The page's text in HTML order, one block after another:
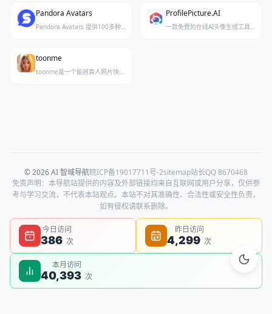
Pandora Avatars
Pandora Avatars 提供100多种高清社交媒体头像风格，一站式定制你的专属形象。
ProfilePicture.AI
一款免费的在线AI头像生成工具，帮助你快速创建专业且独特的社交媒体头像。
toonme
toonme是一个能将真人照片快速转换为卡通动漫风格的在线生成器，主打一键式AI图片处理，效果丰富自然。
© 2026 AI 智域导航皖ICP备19017711号-2sitemap站长QQ 8670468
免责声明：本导航站提供的内容及外部链接均来自互联网或用户分享，仅供参
考与学习交流，不代表本站观点。本站不对其准确性、合法性或安全性负责，
如有侵权请联系删除。
今日访问
386 次
昨日访问
4,299 次
本月访问
40,393 次